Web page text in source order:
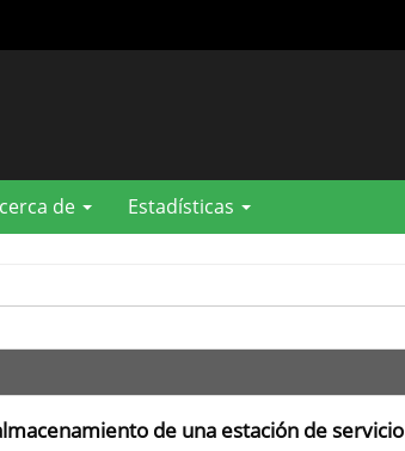
de Estadísticas
de una estación de servicio